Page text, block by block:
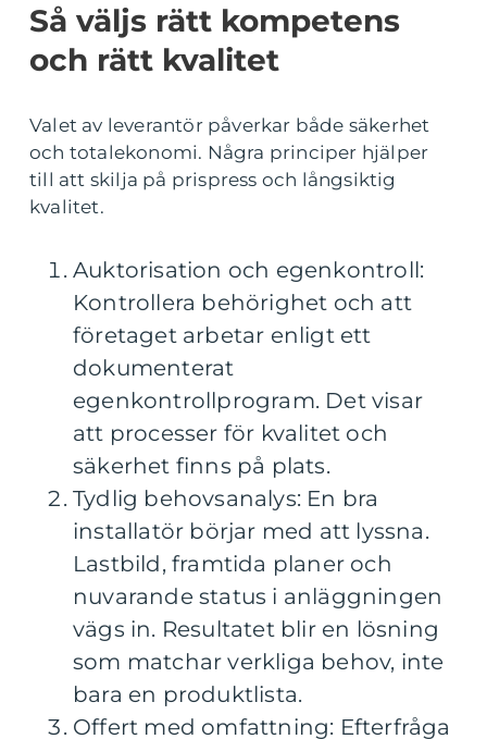
Så väljs rätt kompetens
och rätt kvalitet
Valet av leverantör påverkar både säkerhet
och totalekonomi. Några principer hjälper
till att skilja på prispress och långsiktig
kvalitet.
Auktorisation och egenkontroll:
Kontrollera behörighet och att
företaget arbetar enligt ett
dokumenterat
egenkontrollprogram. Det visar
att processer för kvalitet och
säkerhet finns på plats.
Tydlig behovsanalys: En bra
installatör börjar med att lyssna.
Lastbild, framtida planer och
nuvarande status i anläggningen
vägs in. Resultatet blir en lösning
som matchar verkliga behov, inte
bara en produktlista.
Offert med omfattning: Efterfråga